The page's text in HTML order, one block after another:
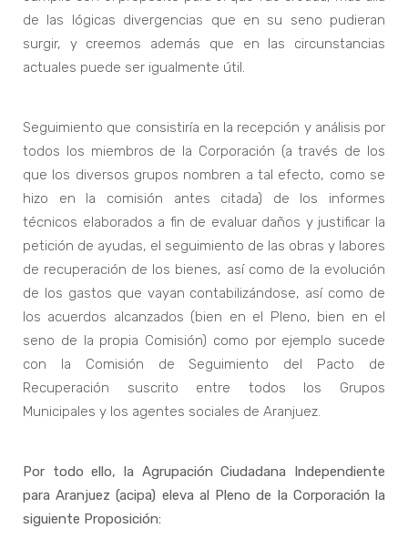
de las lógicas divergencias que en su seno pudieran
surgir, y creemos además que en las circunstancias
actuales puede ser igualmente útil.
Seguimiento que consistiría en la recepción y análisis por
todos los miembros de la Corporación (a través de los
que los diversos grupos nombren a tal efecto, como se
hizo en la comisión antes citada) de los informes
técnicos elaborados a fin de evaluar daños y justificar la
petición de ayudas, el seguimiento de las obras y labores
de recuperación de los bienes, así como de la evolución
de los gastos que vayan contabilizándose, así como de
los acuerdos alcanzados (bien en el Pleno, bien en el
seno de la propia Comisión) como por ejemplo sucede
con la Comisión de Seguimiento del Pacto de
Recuperación suscrito entre todos los Grupos
Municipales y los agentes sociales de Aranjuez.
Por todo ello, la Agrupación Ciudadana Independiente
para Aranjuez (acipa) eleva al Pleno de la Corporación la
siguiente Proposición: